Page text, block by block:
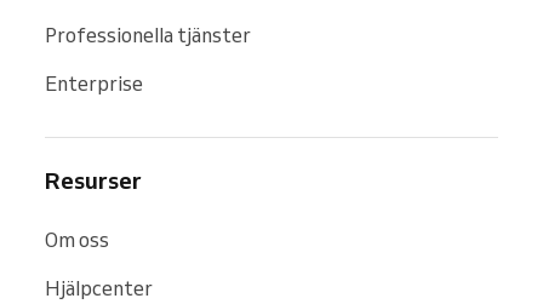
Professionella tjänster
Enterprise
Resurser
Om oss
Hjälpcenter